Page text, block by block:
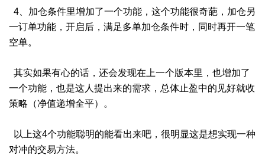
4、加仓条件里增加了一个功能，这个功能很奇葩，加仓另
一订单功能，开启后，满足多单加仓条件时，同时再开一笔
空单。
其实如果有心的话，还会发现在上一个版本里，也增加了
一个功能，也是这人提出来的需求，总体止盈中的见好就收
策略（净值递增全平）。
以上这4个功能聪明的能看出来吧，很明显这是想实现一种
对冲的交易方法。